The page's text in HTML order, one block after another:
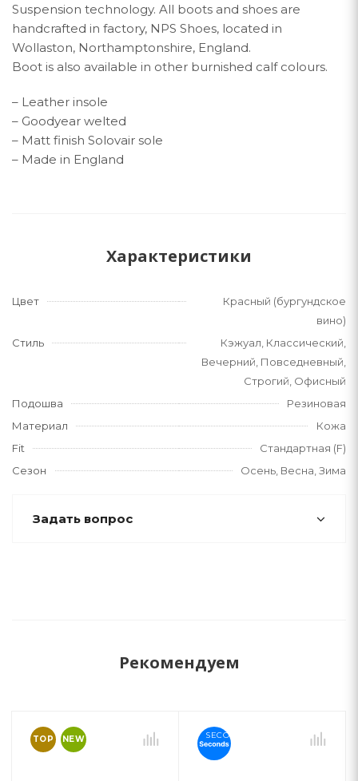
Suspension technology. All boots and shoes are
handcrafted in factory, NPS Shoes, located in
Wollaston, Northamptonshire, England.
Boot is also available in other burnished calf colours.
– Leather insole
– Goodyear welted
– Matt finish Solovair sole
– Made in England
Характеристики
Цвет
Красный (бургундское
вино)
Стиль
Кэжуал, Классический,
Вечерний, Повседневный,
Строгий, Офисный
Подошва
Резиновая
Материал
Кожа
Fit
Стандартная (F)
Сезон
Осень, Весна, Зима
Задать вопрос
Рекомендуем
TOP NEW SECONDS